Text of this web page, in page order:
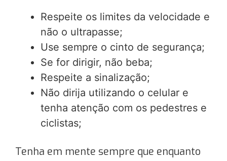
Respeite os limites da velocidade e
não o ultrapasse;
Use sempre o cinto de segurança;
Se for dirigir, não beba;
Respeite a sinalização;
Não dirija utilizando o celular e
tenha atenção com os pedestres e
ciclistas;
Tenha em mente sempre que enquanto